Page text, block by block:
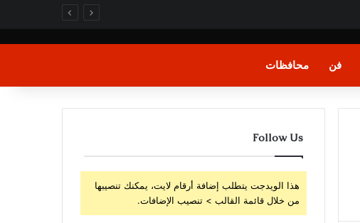
فن محافظات
Follow Us
هذا الويدجت يتطلب إضافة أرقام لايت، يمكنك تنصيبها
من خلال قائمة القالب > تنصيب الإضافات.